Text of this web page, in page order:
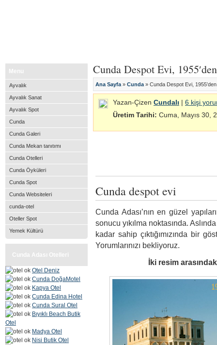
Menu
Ayvalık
Ayvalık Sanat
Ayvalık Spot
Cunda
Cunda Galeri
Cunda Mekan tanıtımı
Cunda Otelleri
Cunda Öyküleri
Cunda Spot
Cunda Websiteleri
cunda-otel
Oteller Spot
Yemek Kültürü
Cunda Adası Otelleri
Otel Deniz
Cunda DoğaMotel
Kapya Otel
Cunda Edina Hotel
Cunda Sural Otel
Bıyıklı Beach Butik
Otel
Madya Otel
Nisi Butik Otel
Cunda Despot Evi,
Ana Sayfa » Cunda » Cunda Despot Evi,
Yazan-Çizen Cundalı | 6 kişi
Üretim Tarihi: Cuma, Mayıs 30,
Cunda despot evi
Cunda Adası’nın en güzel
sonucu yıkılma noktasında.
kadar sahip çıktığımızında bir
Yorumlarınızı bekliyoruz.
İki resim